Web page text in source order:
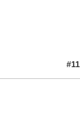
#11